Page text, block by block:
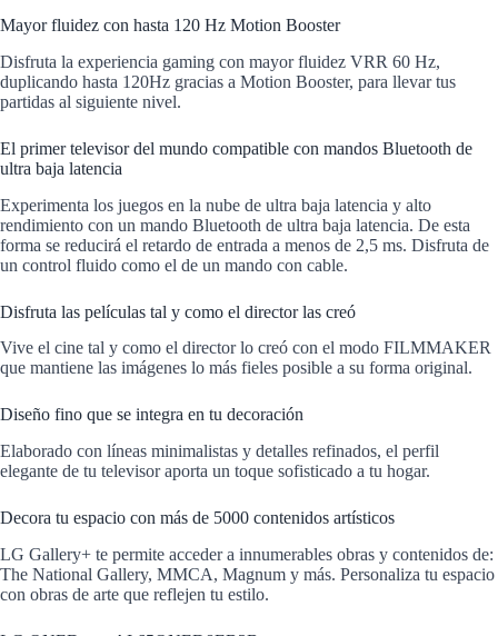
Mayor fluidez con hasta 120 Hz Motion Booster
Disfruta la experiencia gaming con mayor fluidez VRR 60 Hz,
duplicando hasta 120Hz gracias a Motion Booster, para llevar tus
partidas al siguiente nivel.
El primer televisor del mundo compatible con mandos Bluetooth de
ultra baja latencia
Experimenta los juegos en la nube de ultra baja latencia y alto
rendimiento con un mando Bluetooth de ultra baja latencia. De esta
forma se reducirá el retardo de entrada a menos de 2,5 ms. Disfruta de
un control fluido como el de un mando con cable.
Disfruta las películas tal y como el director las creó
Vive el cine tal y como el director lo creó con el modo FILMMAKER
que mantiene las imágenes lo más fieles posible a su forma original.
Diseño fino que se integra en tu decoración
Elaborado con líneas minimalistas y detalles refinados, el perfil
elegante de tu televisor aporta un toque sofisticado a tu hogar.
Decora tu espacio con más de 5000 contenidos artísticos
LG Gallery+ te permite acceder a innumerables obras y contenidos de:
The National Gallery, MMCA, Magnum y más. Personaliza tu espacio
con obras de arte que reflejen tu estilo.